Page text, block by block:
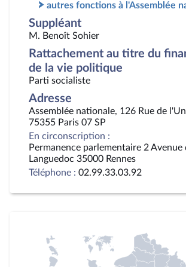
autres fonctions à l'Assemblée
Suppléant
M. Benoît Sohier
Rattachement au titre du
de la vie politique
Parti socialiste
Adresse
Assemblée nationale, 126 Rue de
75355 Paris 07 SP
En circonscription :
Permanence parlementaire 2 Avenue
Languedoc 35000 Rennes
Téléphone : 02.99.33.03.92